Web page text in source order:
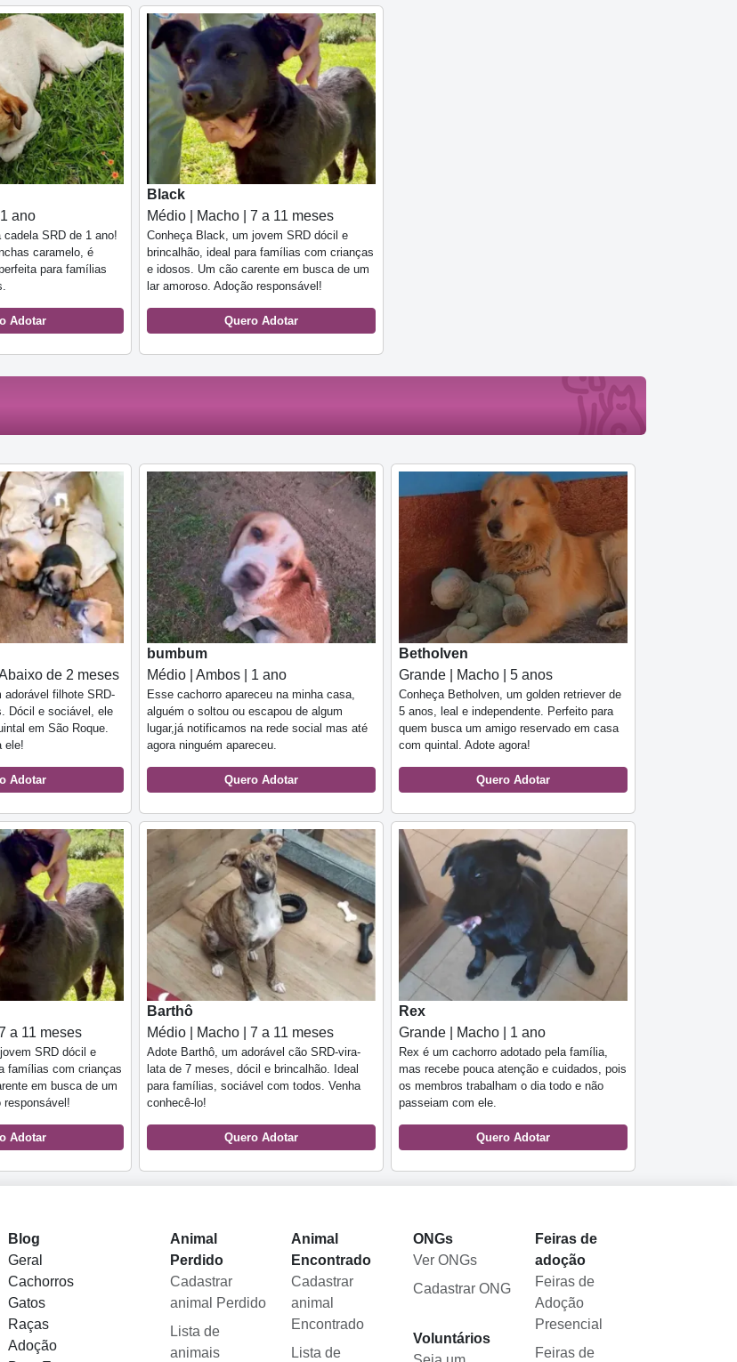
ano
SRD de 1 ano!
caramelo, é
para famílias
Adotar
Black
Médio | Macho | 7 a 11 meses
Conheça Black, um jovem SRD dócil e
brincalhão, ideal para famílias com crianças
e idosos. Um cão carente em busca de um
lar amoroso. Adoção responsável!
Quero Adotar
de 2 meses
adorável filhote SRD-
Dócil e sociável, ele
em São Roque.
ele!
Adotar
bumbum
Médio | Ambos | 1 ano
Esse cachorro apareceu na minha casa,
alguém o soltou ou escapou de algum
lugar,já notificamos na rede social mas até
agora ninguém apareceu.
Quero Adotar
Betholven
Grande | Macho | 5 anos
Conheça Betholven, um golden retriever de
5 anos, leal e independente. Perfeito para
quem busca um amigo reservado em casa
com quintal. Adote agora!
Quero Adotar
a 11 meses
SRD dócil e
famílias com crianças
em busca de um
responsável!
Adotar
Barthô
Médio | Macho | 7 a 11 meses
Adote Barthô, um adorável cão SRD-vira-
lata de 7 meses, dócil e brincalhão. Ideal
para famílias, sociável com todos. Venha
conhecê-lo!
Quero Adotar
Rex
Grande | Macho | 1 ano
Rex é um cachorro adotado pela família,
mas recebe pouca atenção e cuidados, pois
os membros trabalham o dia todo e não
passeiam com ele.
Quero Adotar
Blog
Geral
Cachorros
Gatos
Raças
Adoção
Animal
Perdido
Cadastrar
animal Perdido
Lista de
animais
Animal
Encontrado
Cadastrar
animal
Encontrado
Lista de
ONGs
Ver ONGs
Cadastrar ONG
Voluntários
Feiras de
adoção
Feiras de
Adoção
Presencial
Feiras de